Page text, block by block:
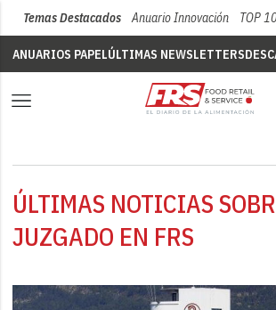
Temas Destacados Anuario Innovación TOP
ANUARIOS PAPELÚLTIMAS NEWSLETTERS
ÚLTIMAS NOTICIAS
JUZGADO EN FRS